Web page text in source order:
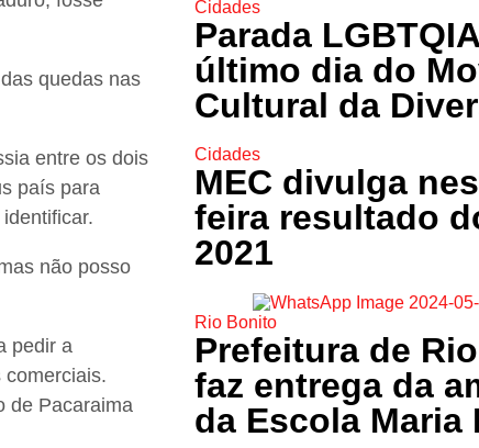
quedas nas
entre os dois
país para
não posso
pedir a
comerciais.
de Pacaraima
Cidades
Parada
último dia do
Cultural da
Cidades
MEC divulga
feira resultado
2021
Rio Bonito
Prefeitura de
faz entrega da
da Escola Maria